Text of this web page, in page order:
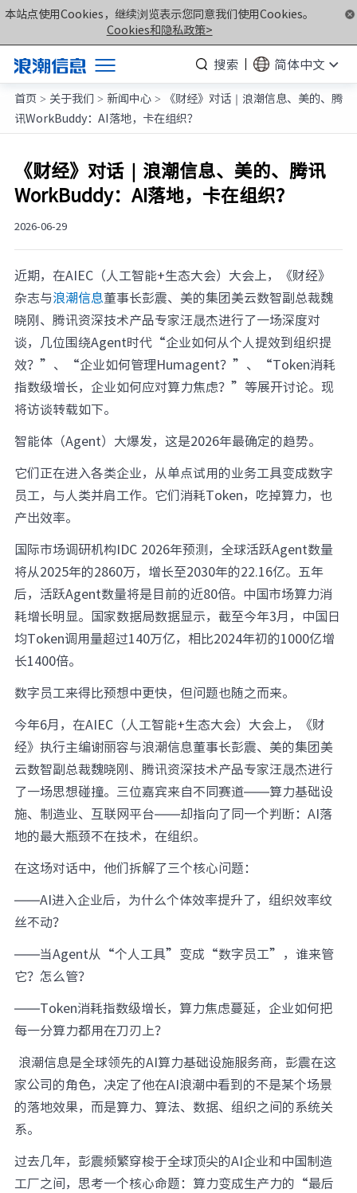
本站点使用Cookies，继续浏览表示您同意我们使用Cookies。
Cookies和隐私政策>
搜索
简体中文
产品
解决方案
服务支持
如何购买
合作伙伴
联合创新平台
关于我们
计算产业洞察
元脑品牌升级公告
首页 > 关于我们 > 新闻中心 >
《财经》对话｜浪潮信息、美的、腾
讯WorkBuddy：AI落地，卡在组织？
《财经》对话｜浪潮信息、美的、腾讯
WorkBuddy：AI落地，卡在组织？
2026-06-29
近期，在AIEC（人工智能+生态大会）大会上，《财经》
杂志与浪潮信息董事长彭震、美的集团美云数智副总裁魏
晓刚、腾讯资深技术产品专家汪晟杰进行了一场深度对
谈，几位围绕Agent时代“企业如何从个人提效到组织提
效？”、“企业如何管理Humagent？”、“Token消耗
指数级增长，企业如何应对算力焦虑？”等展开讨论。现
将访谈转载如下。
智能体（Agent）大爆发，这是2026年最确定的趋势。
它们正在进入各类企业，从单点试用的业务工具变成数字
员工，与人类并肩工作。它们消耗Token，吃掉算力，也
产出效率。
国际市场调研机构IDC 2026年预测，全球活跃Agent数量
将从2025年的2860万，增长至2030年的22.16亿。五年
后，活跃Agent数量将是目前的近80倍。中国市场算力消
耗增长明显。国家数据局数据显示，截至今年3月，中国日
均Token调用量超过140万亿，相比2024年初的1000亿增
长1400倍。
数字员工来得比预想中更快，但问题也随之而来。
今年6月，在AIEC（人工智能+生态大会）大会上，《财
经》执行主编谢丽容与浪潮信息董事长彭震、美的集团美
云数智副总裁魏晓刚、腾讯资深技术产品专家汪晟杰进行
了一场思想碰撞。三位嘉宾来自不同赛道——算力基础设
施、制造业、互联网平台——却指向了同一个判断：AI落
地的最大瓶颈不在技术，在组织。
在这场对话中，他们拆解了三个核心问题：
——AI进入企业后，为什么个体效率提升了，组织效率纹
丝不动？
——当Agent从“个人工具”变成“数字员工”，谁来管
它？怎么管？
——Token消耗指数级增长，算力焦虑蔓延，企业如何把
每一分算力都用在刀刃上？
浪潮信息是全球领先的AI算力基础设施服务商，彭震在这
家公司的角色，决定了他在AI浪潮中看到的不是某个场景
的落地效果，而是算力、算法、数据、组织之间的系统关
系。
过去几年，彭震频繁穿梭于全球顶尖的AI企业和中国制造
工厂之间，思考一个核心命题：算力变成生产力的“最后